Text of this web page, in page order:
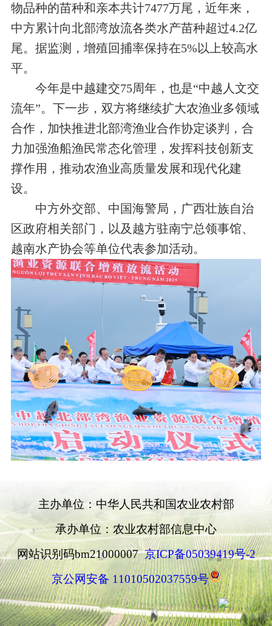
物品种的苗种和亲本共计7477万尾，近年来，
中方累计向北部湾放流各类水产苗种超过4.2亿
尾。据监测，增殖回捕率保持在5%以上较高水
平。
今年是中越建交75周年，也是“中越人文交
流年”。下一步，双方将继续扩大农渔业多领域
合作，加快推进北部湾渔业合作协定谈判，合
力加强渔船渔民常态化管理，发挥科技创新支
撑作用，推动农渔业高质量发展和现代化建
设。
中方外交部、中国海警局，广西壮族自治
区政府相关部门，以及越方驻南宁总领事馆、
越南水产协会等单位代表参加活动。
主办单位：中华人民共和国农业农村部
承办单位：农业农村部信息中心
网站识别码bm21000007京ICP备05039419号-2
京公网安备 11010502037559号